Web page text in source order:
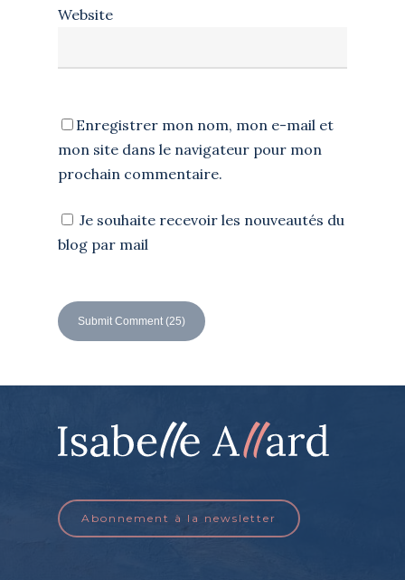
Website
Enregistrer mon nom, mon e-mail et
mon site dans le navigateur pour mon
prochain commentaire.
Je souhaite recevoir les nouveautés du
blog par mail
Abonnement à la newsletter